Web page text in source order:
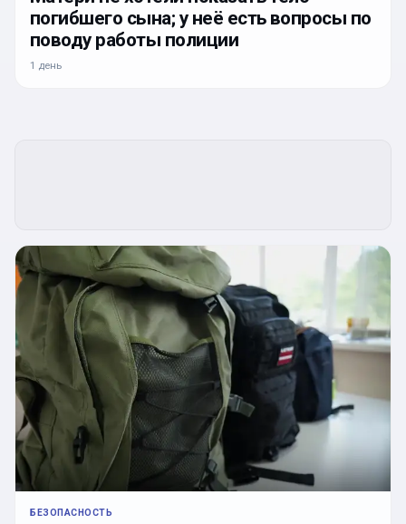
погибшего сына; у неё есть вопросы по
поводу работы полиции
1 день
БЕЗОПАСНОСТЬ